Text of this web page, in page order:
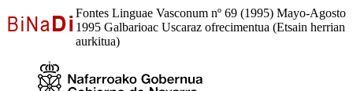
Fontes Linguae Vasconum nº 69 (1995) Mayo-Agosto
1995 Galbarioac Uscaraz ofrecimentua (Etsain herrian
aurkitua)